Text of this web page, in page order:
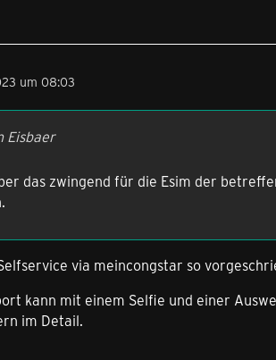
um 08:03
Eisbaer
das zwingend für die Esim der
via meincongstar so
kann mit einem Selfie und einer
im Detail.